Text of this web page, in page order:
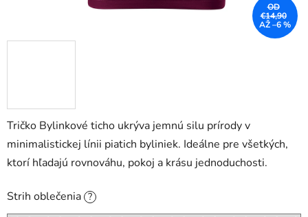
Tričko Bylinkové ticho ukrýva jemnú silu prírody v
minimalistickej línii piatich byliniek. Ideálne pre všetkých,
ktorí hľadajú rovnováhu, pokoj a krásu jednoduchosti.
Strih oblečenia ?
OD
€14,90
AŽ –6 %